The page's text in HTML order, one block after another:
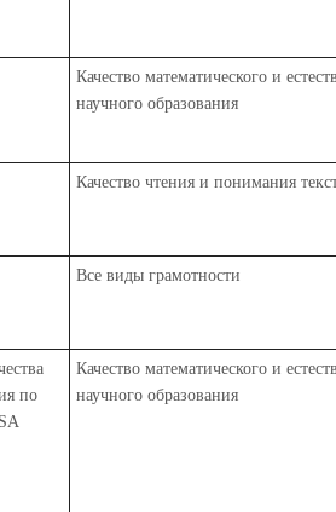
Качество математического и
научного образования
Качество чтения и понимания
Все виды грамотности
по
Качество математического и
научного образования